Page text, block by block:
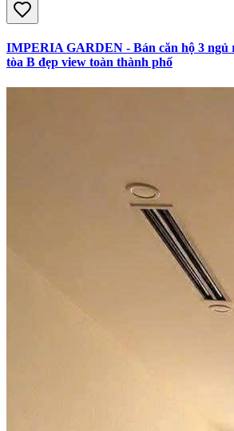
IMPERIA GARDEN - Bán căn hộ 3 ngủ
tòa B đẹp view toàn thành phố